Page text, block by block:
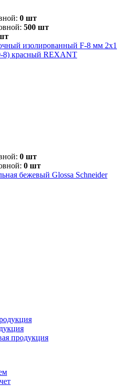
0 шт
500 шт
изолированный F-8 мм 2х1
красный REXANT
0 шт
0 шт
бежевый Glossa Schneider
продукция